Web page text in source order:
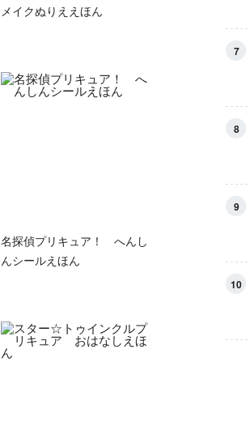
メイクぬりええほん
名探偵プリキュア！ へんし
んシールえほん
7
8
9
10